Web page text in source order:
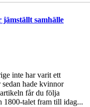
jämställt samhälle
inte har varit ett
hade kvinnor
får du följa
1800-talet fram till idag...